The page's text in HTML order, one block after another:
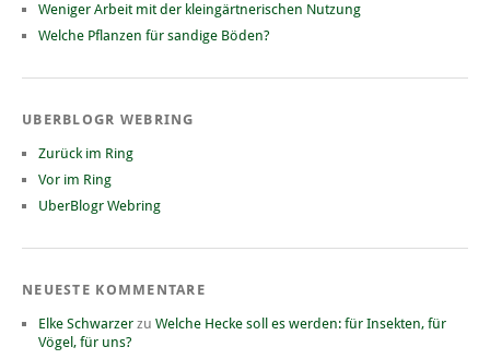
Weniger Arbeit mit der kleingärtnerischen Nutzung
Welche Pflanzen für sandige Böden?
UBERBLOGR WEBRING
Zurück im Ring
Vor im Ring
UberBlogr Webring
NEUESTE KOMMENTARE
Elke Schwarzer zu Welche Hecke soll es werden: für Insekten, für
Vögel, für uns?